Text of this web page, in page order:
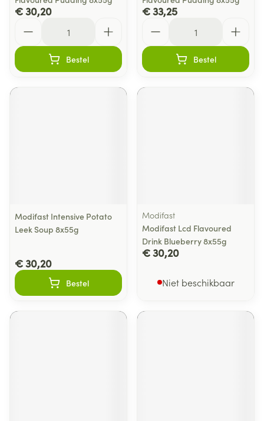
€ 30,20
Bestel
€ 33,25
Bestel
Modifast Intensive Potato
Leek Soup 8x55g
€ 30,20
Bestel
Modifast
Modifast Lcd Flavoured
Drink Blueberry 8x55g
€ 30,20
Niet beschikbaar